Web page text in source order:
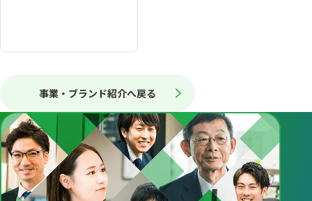
事業・ブランド紹介へ戻る